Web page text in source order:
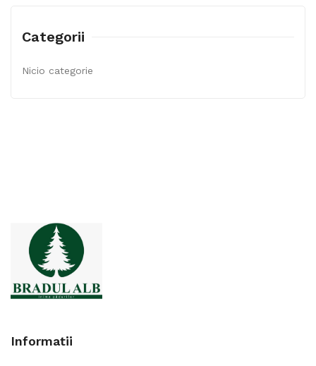
Categorii
Nicio categorie
Informatii